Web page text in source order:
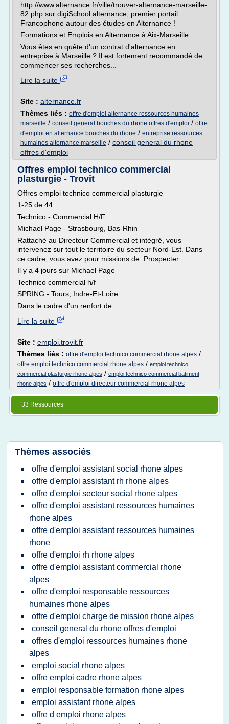
http://www.alternance.fr/ville/trouver-alternance-marseille-
82.php sur digiSchool alternance, premier portail
Francophone autour des études en Alternance !
Formations et Emplois en Alternance à Aix-Marseille
Vous êtes en quête d'un contrat d'alternance en
entreprise à Marseille ? Il est fortement recommandé de
commencer ses recherches...
Lire la suite
Site : alternance.fr
Thèmes liés : offre d'emploi alternance ressources humaines
marseille / conseil general bouches du rhone offres d'emploi / offre
d'emploi en alternance bouches du rhone / entreprise ressources
humaines alternance marseille / conseil general du rhone
offres d'emploi
Offres emploi technico commercial
plasturgie - Trovit
Offres emploi technico commercial plasturgie
1-25 de 44
Technico - Commercial H/F
Michael Page - Strasbourg, Bas-Rhin
Rattaché au Directeur Commercial et intégré, vous
intervenez sur tout le territoire du secteur Nord-Est. Dans
ce cadre, vous avez pour missions de: Prospecter...
Il y a 4 jours sur Michael Page
Technico commercial h/f
SPRING - Tours, Indre-Et-Loire
Dans le cadre d'un renfort de...
Lire la suite
Site : emploi.trovit.fr
Thèmes liés : offre d'emploi technico commercial rhone alpes /
offre emploi technico commercial rhone alpes / emploi technico
commercial plasturgie rhone alpes / emploi technico commercial batiment
rhone alpes / offre d'emploi directeur commercial rhone alpes
33 Ressources
Thèmes associés
offre d'emploi assistant social rhone alpes
offre d'emploi assistant rh rhone alpes
offre d'emploi secteur social rhone alpes
offre d'emploi assistant ressources humaines
rhone alpes
offre d'emploi assistant ressources humaines
rhone
offre d'emploi rh rhone alpes
offre d'emploi assistant commercial rhone
alpes
offre d'emploi responsable ressources
humaines rhone alpes
offre d'emploi charge de mission rhone alpes
conseil general du rhone offres d'emploi
offres d'emploi ressources humaines rhone
alpes
emploi social rhone alpes
offre emploi cadre rhone alpes
emploi responsable formation rhone alpes
emploi assistant rhone alpes
offre d emploi rhone alpes